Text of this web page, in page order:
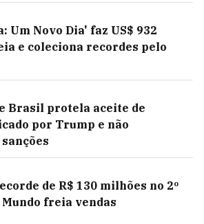
Um Novo Dia' faz US$ 932
e coleciona recordes pelo
Brasil protela aceite de
por Trump e não
de R$ 130 milhões no 2º
freia vendas